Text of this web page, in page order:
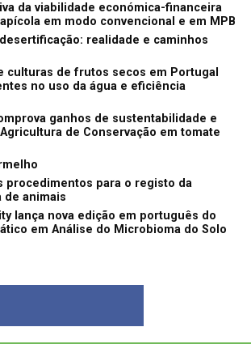
da viabilidade económica-financeira
em modo convencional e em MPB
realidade e caminhos
culturas de frutos secos em Portugal
no uso da água e eficiência
ganhos de sustentabilidade e
de Conservação em tomate
procedimentos para o registo da
de animais
lança nova edição em português do
em Análise do Microbioma do Solo